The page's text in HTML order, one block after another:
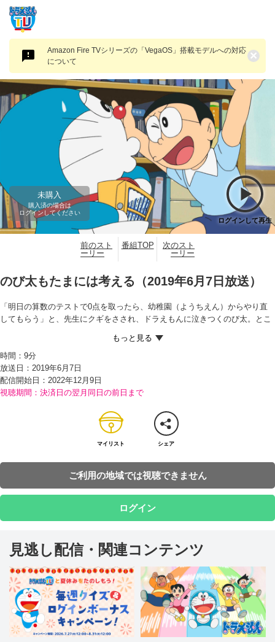
Amazon Fire TVシリーズの「VegaOS」搭載モデルへの対応
について
×
未購入
購入済の場合は
ログインしてください
ログインして再生
前のスト
ーリー
番組TOP
次のスト
ーリー
のび太もたまには考える（2019年6月7日放送）
「明日の算数のテストで0点を取ったら、幼稚園（ようちえん）からやり直
してもらう」と、先生にクギをさされ、ドラえもんに泣きつくのび太。とこ
されてしまう。しかたなく勉強をはじめるのび太だったが、よりによってマ
マから買い物をたのまれてしまった…。
一気にやる気がなくなったと落ちこむのび太を見たドラえもんは、しかたな
く『能力（のうりょく）カセット』を取りだす。カセットには、さまざまな
人の能力が入っており、それを体にセットすると、1時間だけ自分の能力と
さっそく“マラソン選手の能力”を選んで、すばやくおつかいをすませたのび
太は、カセットの中に“数学者の能力”が入っていることに気がつき、ドラえ
もんから取り上げてしまう。そして、あっという間に勉強を終わらせると、
次の日、ふたたびドラえもんから能力カセットを借り、算数のテストにのぞ
むのび太だったが…！？
時間： 9分
放送日：2019年6月7日
配信開始日： 2022年12月9日
視聴期間：決済日の翌月同日の前日まで
マイリスト シェア
ご利用の地域では視聴できません
ログイン
見逃し配信・関連コンテンツ